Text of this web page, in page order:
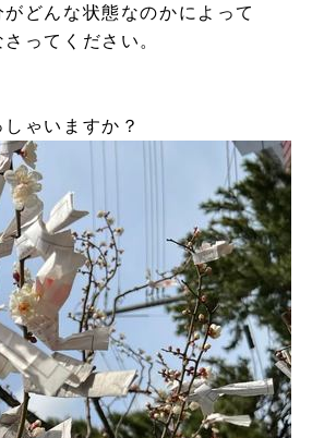
どんな状態なのかによって
ってください。
ゃいますか？